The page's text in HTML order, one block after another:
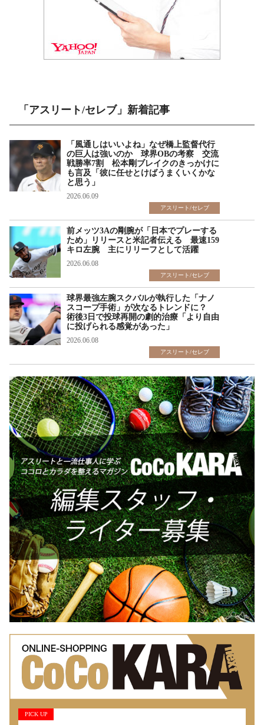
「アスリート/セレブ」新着記事
「風通しはいいよね」なぜ橋上監督代行
の巨人は強いのか 球界OBの考察 交流
戦勝率7割 松本剛ブレイクのきっかけに
も言及「彼に任せとけばうまくいくかな
と思う」
2026.06.09
アスリート/セレブ
前メッツ3Aの剛腕が「日本でプレーする
ため」リリースと米記者伝える 最速159
キロ左腕 主にリリーフとして活躍
2026.06.08
アスリート/セレブ
球界最強左腕スクバルが執行した「ナノ
スコープ手術」が次なるトレンドに？
術後3日で投球再開の劇的治療「より自由
に投げられる感覚があった」
2026.06.08
アスリート/セレブ
PICK UP